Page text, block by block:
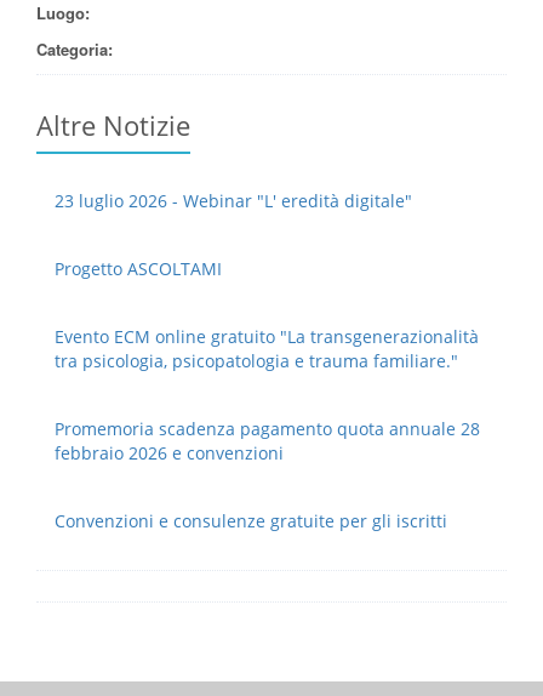
Luogo:
Categoria:
Altre Notizie
23 luglio 2026 - Webinar "L' eredità digitale"
Progetto ASCOLTAMI
Evento ECM online gratuito "La transgenerazionalità
tra psicologia, psicopatologia e trauma familiare."
Promemoria scadenza pagamento quota annuale 28
febbraio 2026 e convenzioni
Convenzioni e consulenze gratuite per gli iscritti